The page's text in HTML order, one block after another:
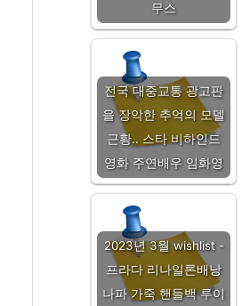
무스
전국 대중교통 광고판
을 장악한 추억의 모델
근황.. 스타 비하인드
영화 주연배우 임화영
2023년 3월 wishlist -
프라다 리나일론배낭
나파 가죽 핸들백 루이